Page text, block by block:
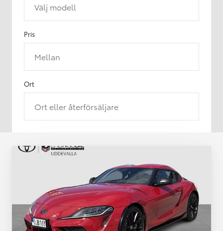
Välj modell
Pris
Mellan
Ort
Ort eller återförsäljare